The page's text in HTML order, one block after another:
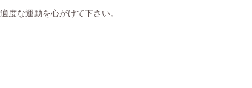
度な運動を心がけて下さい。